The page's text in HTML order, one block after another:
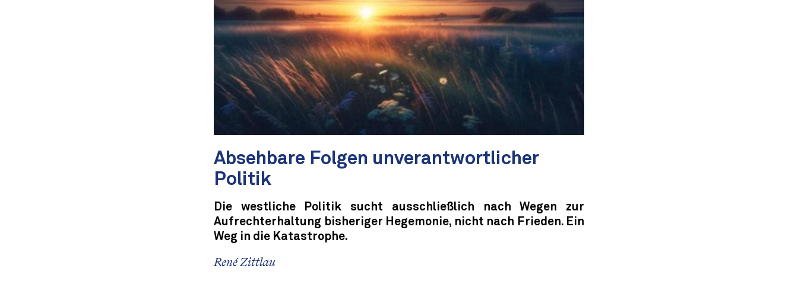
Absehbare Folgen unverantwortlicher
Politik
Die westliche Politik sucht ausschließlich nach Wegen zur
Aufrechterhaltung bisheriger Hegemonie, nicht nach Frieden. Ein
Weg in die Katastrophe.
René Zittlau